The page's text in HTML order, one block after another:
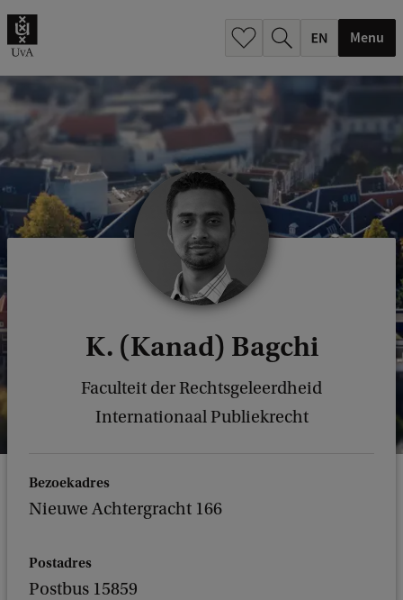
Menu
K. (Kanad) Bagchi
Faculteit der Rechtsgeleerdheid
Internationaal Publiekrecht
Bezoekadres
Nieuwe Achtergracht 166
Postadres
Postbus 15859